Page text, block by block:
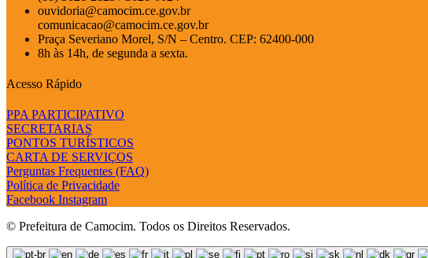
ouvidoria@camocim.ce.gov.br
comunicacao@camocim.ce.gov.br
Praça Severiano Morel, S/N – Centro. CEP: 62400-000
8h às 14h, de segunda a sexta.
Acesso Rápido
PPA PARTICIPATIVO
SECRETARIAS
PONTOS TURÍSTICOS
CARTA DE SERVIÇOS
Perguntas Frequentes (FAQ)
Política de Privacidade
Facebook Instagram
© Prefeitura de Camocim. Todos os Direitos Reservados.